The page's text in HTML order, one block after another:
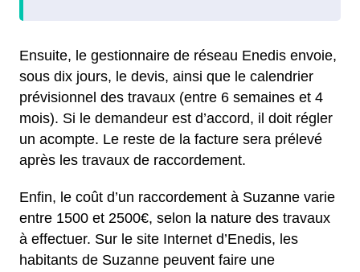
Ensuite, le gestionnaire de réseau Enedis envoie,
sous dix jours, le devis, ainsi que le calendrier
prévisionnel des travaux (entre 6 semaines et 4
mois). Si le demandeur est d’accord, il doit régler
un acompte. Le reste de la facture sera prélevé
après les travaux de raccordement.
Enfin, le coût d’un raccordement à Suzanne varie
entre 1500 et 2500€, selon la nature des travaux
à effectuer. Sur le site Internet d’Enedis, les
habitants de Suzanne peuvent faire une